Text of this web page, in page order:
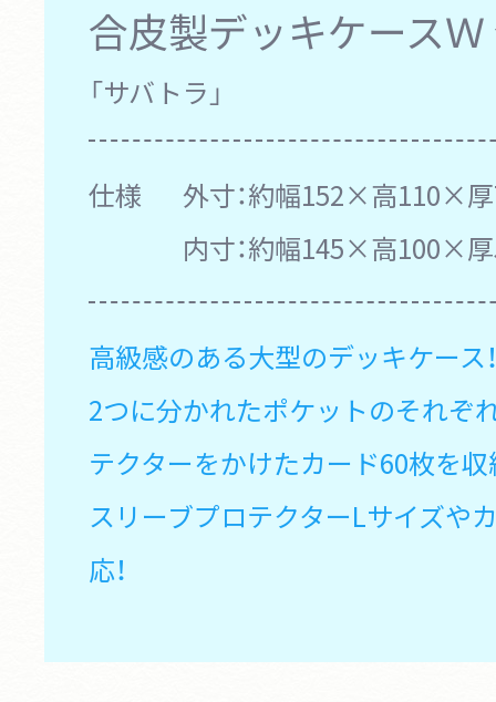
合皮製デッキケースＷ
「サバトラ」
仕様
外寸：約幅152×高110×
内寸：約幅145×高100×
高級感のある大型のデッキケース
2つに分かれたポケットのそれぞ
テクターをかけたカード60枚を収
スリーブプロテクターLサイズや
応！